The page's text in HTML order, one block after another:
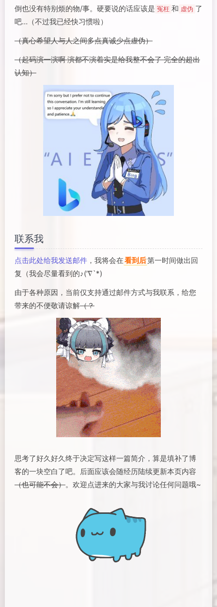
倒也没有特别烦的物/事。硬要说的话应该是 冤枉 和 虚伪 了
吧…（不过我已经快习惯啦）
（真心希望人与人之间多点真诚少点虚伪）
（起码演一演啊 演都不演着实是给我整不会了 完全的超出
认知）
联系我
点击此处给我发送邮件 ，我将会在看到后第一时间做出回
复（我会尽量看到的♪(′∇`*)
由于各种原因，当前仅支持通过邮件方式与我联系，给您
带来的不便敬请谅解（？
思考了好久好久终于决定写这样一篇简介，算是填补了博
客的一块空白了吧。后面应该会随经历陆续更新本页内容
（也可能不会）。欢迎点进来的大家与我讨论任何问题哦~